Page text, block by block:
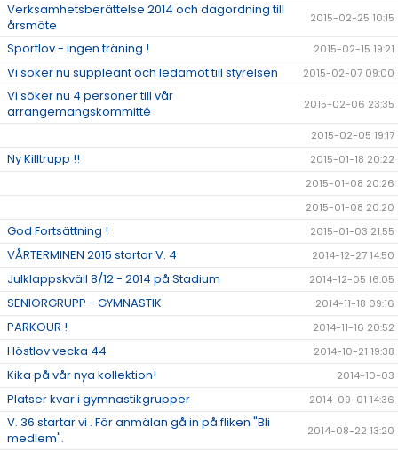
Verksamhetsberättelse 2014 och dagordning till
årsmöte
2015-02-25 10:15
Sportlov - ingen träning ! 2015-02-15 19:21
Vi söker nu suppleant och ledamot till styrelsen 2015-02-07 09:00
Vi söker nu 4 personer till vår
arrangemangskommitté
2015-02-06 23:35
2015-02-05 19:17
Ny Killtrupp !!
2015-01-18 20:22
2015-01-08 20:26
2015-01-08 20:20
God Fortsättning ! 2015-01-03 21:55
VÅRTERMINEN 2015 startar V. 4 2014-12-27 14:50
Julklappskväll 8/12 - 2014 på Stadium 2014-12-05 16:05
SENIORGRUPP - GYMNASTIK 2014-11-18 09:16
PARKOUR ! 2014-11-16 20:52
Höstlov vecka 44 2014-10-21 19:38
Kika på vår nya kollektion! 2014-10-03
Platser kvar i gymnastikgrupper 2014-09-01 14:36
V. 36 startar vi . För anmälan gå in på fliken "Bli
medlem".
2014-08-22 13:20